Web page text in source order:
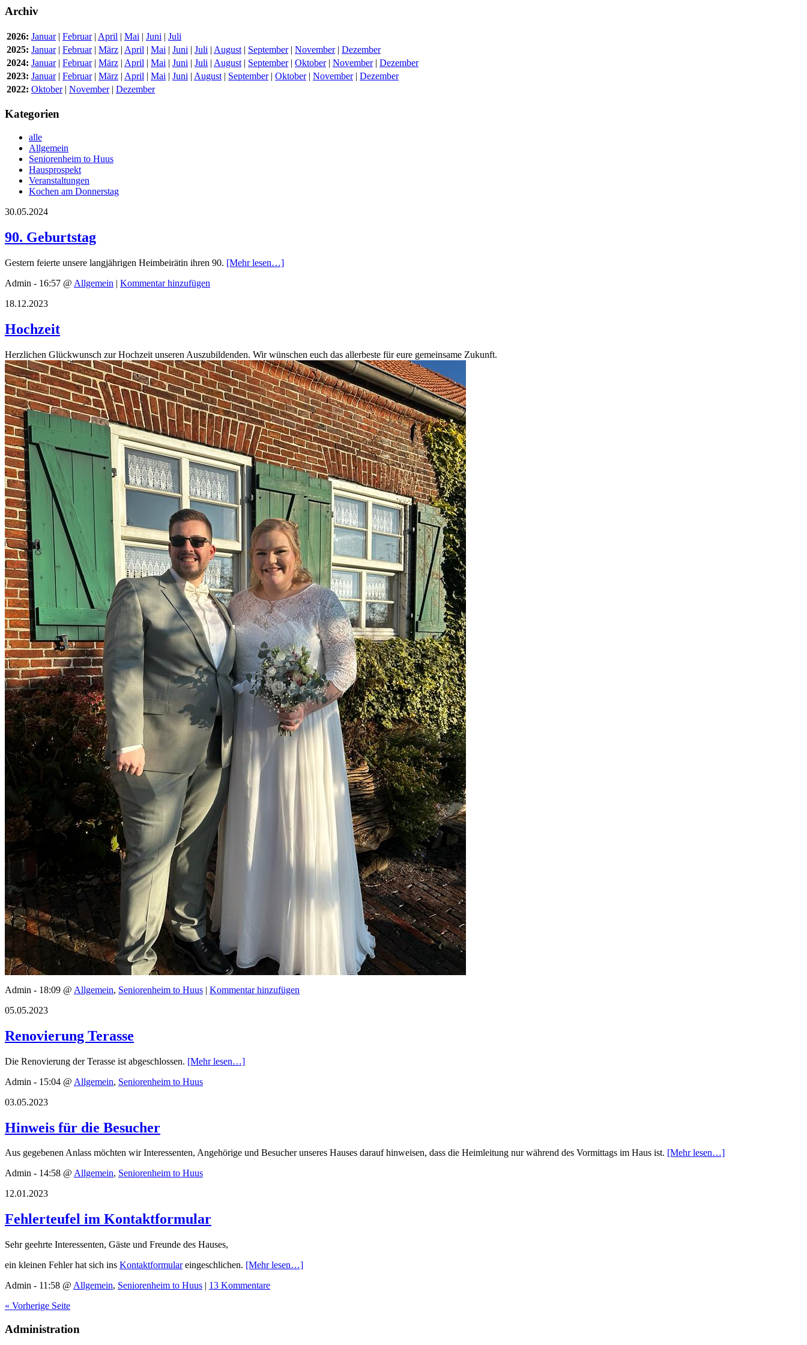
Archiv
2026: Januar| Februar| April | Mai | Juni | Juli
2025: Januar| Februar| März | April | Mai | Juni | Juli | August | September| November| Dezember
2024: Januar| Februar| März | April | Mai | Juni | Juli | August | September| Oktober| November| Dezember
2023: Januar| Februar| März | April | Mai | Juni | August | September| Oktober| November| Dezember
2022: Oktober| November| Dezember
Kategorien
alle
Allgemein
Seniorenheim to Huus
Hausprospekt
Veranstaltungen
Kochen am Donnerstag
30.05.2024
90. Geburtstag
Gestern feierte unsere langjährigen Heimbeirätin ihren 90. [Mehr lesen…]
Admin - 16:57 @ Allgemein | Kommentar hinzufügen
18.12.2023
Hochzeit
Herzlichen Glückwunsch zur Hochzeit unseren Auszubildenden. Wir wünschen euch das allerbeste für eure gemeinsame Zukunft.
Admin - 18:09 @ Allgemein, Seniorenheim to Huus | Kommentar hinzufügen
05.05.2023
Renovierung Terasse
Die Renovierung der Terasse ist abgeschlossen. [Mehr lesen…]
Admin - 15:04 @ Allgemein, Seniorenheim to Huus
03.05.2023
Hinweis für die Besucher
Aus gegebenen Anlass möchten wir Interessenten, Angehörige und Besucher unseres Hauses darauf hinweisen, dass die Heimleitung nur während des Vormittags im Haus ist. [Mehr lesen…]
Admin - 14:58 @ Allgemein, Seniorenheim to Huus
12.01.2023
Fehlerteufel im Kontaktformular
Sehr geehrte Interessenten, Gäste und Freunde des Hauses,
ein kleinen Fehler hat sich ins Kontaktformulareingeschlichen. [Mehr lesen…]
Admin - 11:58 @ Allgemein, Seniorenheim to Huus | 13 Kommentare
« Vorherige Seite
Administration